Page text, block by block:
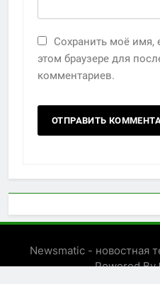
Сохранить моё имя,
этом браузере для
комментариев.
Newsmatic - новостная
Powered By